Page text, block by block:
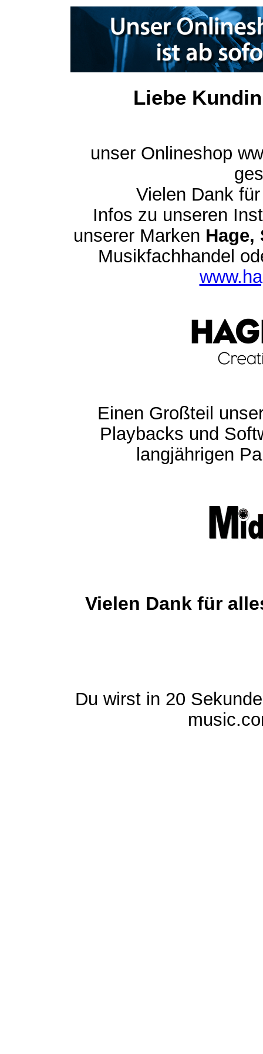
Liebe
unser Onlineshop
Vielen Dank
Infos zu unseren
unserer Marken Hage,
Musikfachhandel
Einen Großteil
Playbacks und
langjährigen
Vielen Dank für
Du wirst in 20